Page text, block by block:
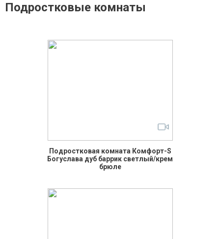
Подростковые комнаты
Подростковая комната Комфорт-S
Богуслава дуб баррик светлый/крем
брюле